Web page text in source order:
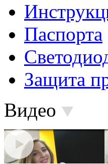
Паспорта
Защита
Видео